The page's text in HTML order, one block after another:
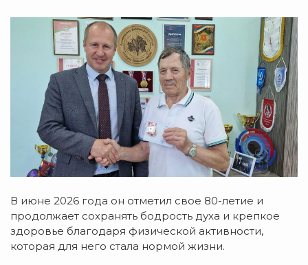
В июне 2026 года он отметил свое 80-летие и
продолжает сохранять бодрость духа и крепкое
здоровье благодаря физической активности,
которая для него стала нормой жизни.